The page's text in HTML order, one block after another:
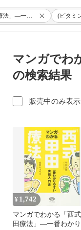
(ビタミ
マンガでわ
の検索結果
販売中のみ表示
¥ 1,742
マンガでわかる「西
田療法」―一番わかり